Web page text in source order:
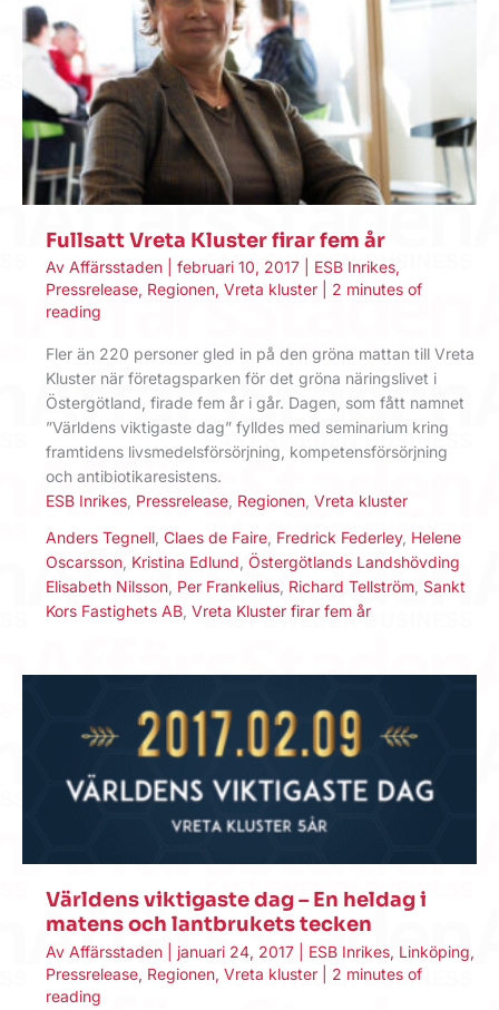
Fullsatt Vreta Kluster firar fem år
Av Affärsstaden februari 10, 2017 ESB Inrikes,
Pressrelease, Regionen, Vreta kluster
2 minutes of
reading
Fler än 220 personer gled in på den gröna mattan till Vreta
Kluster när företagsparken för det gröna näringslivet i
Östergötland, firade fem år i går. Dagen, som fått namnet
”Världens viktigaste dag” fylldes med seminarium kring
framtidens livsmedelsförsörjning, kompetensförsörjning
och antibiotikaresistens.
ESB Inrikes Pressrelease Regionen Vreta kluster
Anders Tegnell Claes de Faire Fredrick Federley, Helene
Oscarsson Kristina Edlund Östergötlands Landshövding
Elisabeth Nilsson Per Frankelius Richard Tellström Sankt
Kors Fastighets AB Vreta Kluster firar fem år
Världens viktigaste dag – En heldag i
matens och lantbrukets tecken
Av Affärsstaden januari 24, 2017 ESB Inrikes, Linköping,
Pressrelease, Regionen, Vreta kluster
2 minutes of
reading